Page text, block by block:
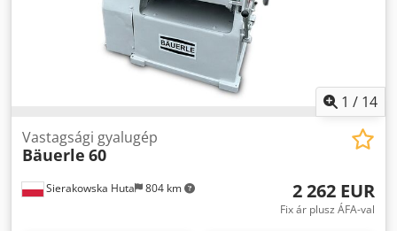
elektromos vastagságkijelző - elektromos asztalemeléssel -
használt, nagyon jó állapotú, eredeti DTR dokumentációval
és CE jelöléssel Nettó ár: 28500 PLN Nettó ár: 6790 EUR (a
4,2 EUR-os árfolyamtól függően) (Az árak változhatnak a
nagyobb árfolyamingadozások függvényében)
1 / 14
Sierakowska Huta 804 km
Vastagsági gyalugép
Bäuerle 60
2 262 EUR
Fix ár plusz ÁFA-val